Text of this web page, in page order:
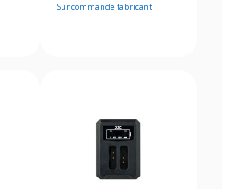
Sur commande fabricant